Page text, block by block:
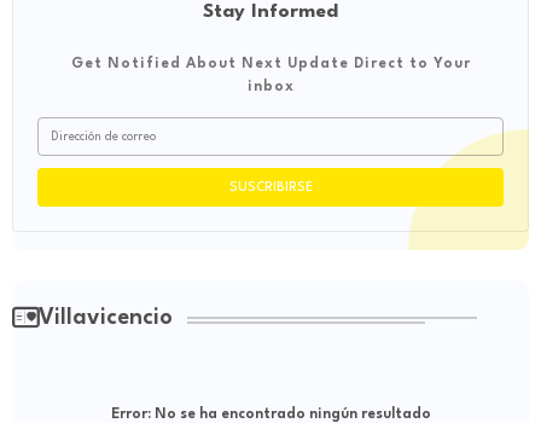
Stay Informed
Get Notified About Next Update Direct to Your
inbox
Villavicencio
Error:No se ha encontrado ningún resultado